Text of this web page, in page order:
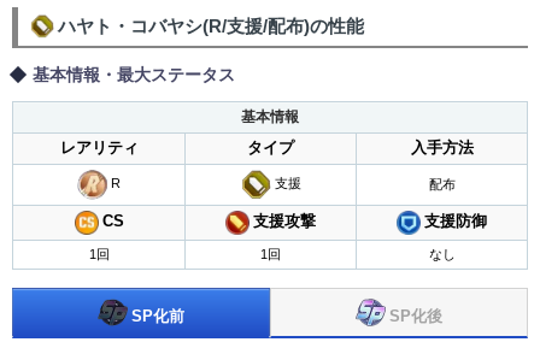
ハヤト・コバヤシ(R/支援/配布)の性能
基本情報・最大ステータス
基本情報
レアリティ
タイプ 入手方法
R 支援 配布
CS 支援攻撃 支援防御
1回 1回 なし
SP化前 SP化後